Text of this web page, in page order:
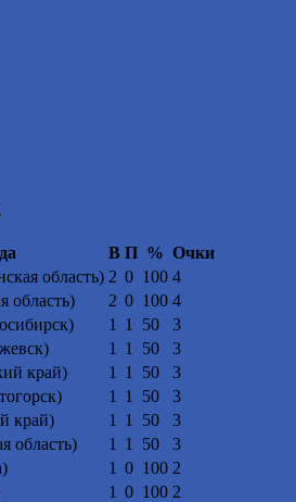
В П % Очки
область) 2 0 100 4
область) 2 0 100 4
1 1 50
3
1 1 50
3
край) 1 1 50
3
1 1 50
3
край) 1 1 50
3
область) 1 1 50
3
1 0 100 2
1 0 100 2